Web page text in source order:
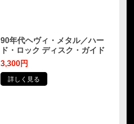
90年代ヘヴィ・メタル／ハー
ド・ロック ディスク・ガイド
3,300円
詳しく見る